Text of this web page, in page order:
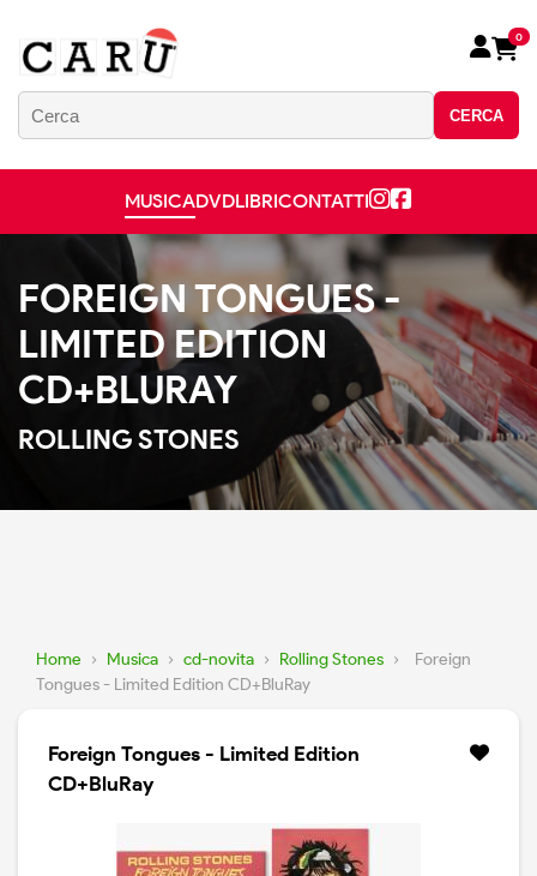
CERCA
0
MUSICADVDLIBRICONTATTI
FOREIGN TONGUES -
LIMITED EDITION
CD+BLURAY
ROLLING STONES
Home › Musica › cd-novita › Rolling Stones ›
Foreign
Tongues - Limited Edition CD+BluRay
Foreign Tongues - Limited Edition
CD+BluRay